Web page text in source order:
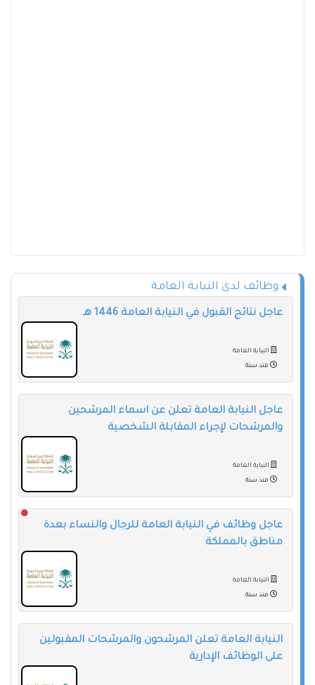
وظائف لدى النيابة العامة
عاجل نتائج القبول في النيابة العامة 1446 هـ
النيابة العامة
منذ سنة
عاجل النيابة العامة تعلن عن اسماء المرشحين
والمرشحات لإجراء المقابلة الشخصية
النيابة العامة
منذ سنة
عاجل وظائف في النيابة العامة للرجال والنساء بعدة
مناطق بالمملكة
النيابة العامة
منذ سنة
النيابة العامة تعلن المرشحون والمرشحات المقبولين
على الوظائف الإدارية